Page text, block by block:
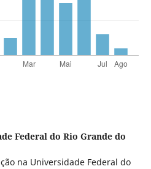
Federal do Rio Grande do
na Universidade Federal do